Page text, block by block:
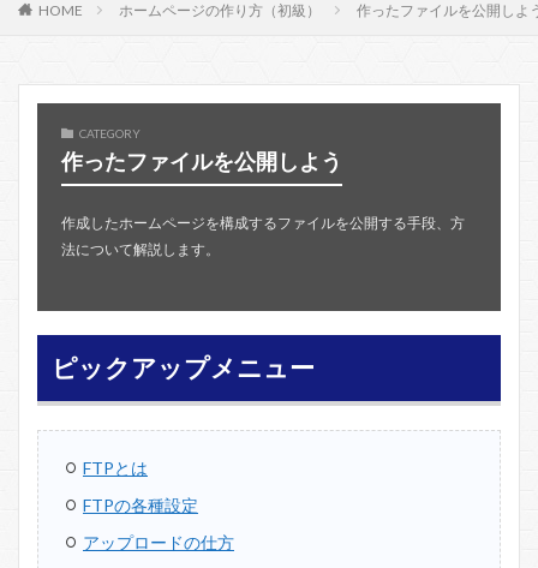
HOME ホームページの作り方（初級） 作ったファイルを公開しよ
CATEGORY
作ったファイルを公開しよう
作成したホームページを構成するファイルを公開する手段、方
法について解説します。
ピックアップメニュー
FTPとは
FTPの各種設定
アップロードの仕方